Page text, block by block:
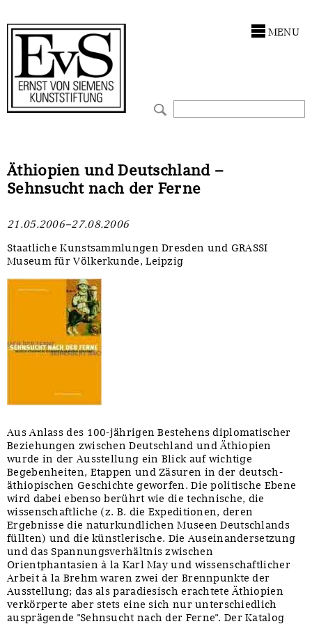
MENU
Äthiopien und Deutschland –
Sehnsucht nach der Ferne
21.05.2006–27.08.2006
Staatliche Kunstsammlungen Dresden und GRASSI
Museum für Völkerkunde, Leipzig
Aus Anlass des 100-jährigen Bestehens diplomatischer
Beziehungen zwischen Deutschland und Äthiopien
wurde in der Ausstellung ein Blick auf wichtige
Begebenheiten, Etappen und Zäsuren in der deutsch-
äthiopischen Geschichte geworfen. Die politische Ebene
wird dabei ebenso berührt wie die technische, die
wissenschaftliche (z. B. die Expeditionen, deren
Ergebnisse die naturkundlichen Museen Deutschlands
füllten) und die künstlerische. Die Auseinandersetzung
und das Spannungsverhältnis zwischen
Orientphantasien à la Karl May und wissenschaftlicher
Arbeit à la Brehm waren zwei der Brennpunkte der
Ausstellung; das als paradiesisch erachtete Äthiopien
verkörperte aber stets eine sich nur unterschiedlich
ausprägende "Sehnsucht nach der Ferne". Der Katalog
Förderphilosophie
Gremien
Presse und Neuigkeiten
Stellenangebote
Ankauf
Restaurierungen
Werkverzeichnisse
UKRAINE-Förderlinie
Zwischenfinanzierung